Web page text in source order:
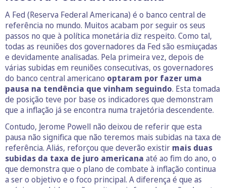
A Fed (Reserva Federal Americana) é o banco central de
referência no mundo. Muitos acabam por seguir os seus
passos no que à política monetária diz respeito. Como tal,
todas as reuniões dos governadores da Fed são esmiuçadas
e devidamente analisadas. Pela primeira vez, depois de
várias subidas em reuniões consecutivas, os governadores
do banco central americano optaram por fazer uma
pausa na tendência que vinham seguindo. Esta tomada
de posição teve por base os indicadores que demonstram
que a inflação já se encontra numa trajetória descendente.
Contudo, Jerome Powell não deixou de referir que esta
pausa não significa que não teremos mais subidas na taxa de
referência. Aliás, reforçou que deverão existir mais duas
subidas da taxa de juro americana até ao fim do ano, o
que demonstra que o plano de combate à inflação continua
a ser o objetivo e o foco principal. A diferença é que as